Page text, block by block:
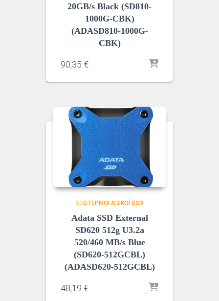
20GB/s Black (SD810-
1000G-CBK)
(ADASD810-1000G-
CBK)
90,35 €
ΕΞΩΤΕΡΙΚΟΊ ΔΊΣΚΟΙ SSD
Adata SSD External
SD620 512g U3.2a
520/460 MB/s Blue
(SD620-512GCBL)
(ADASD620-512GCBL)
48,19 €